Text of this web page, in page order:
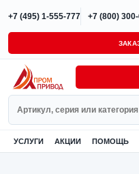
+7 (495) 1-555-777 +7 (800)
УСЛУГИ АКЦИИ ПОМОЩЬ